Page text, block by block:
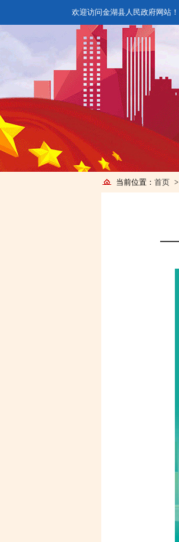
欢迎访问金湖县人民政府网站！
当前位置： 首页 >